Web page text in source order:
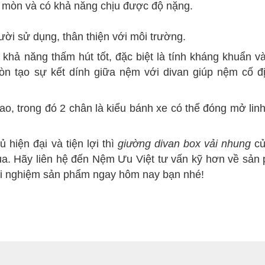
và có khả năng chịu được độ nặng.
sử dụng, thân thiện với môi trường.
năng thấm hút tốt, đặc biệt là tính kháng khuẩn
tạo sự kết dính giữa nệm với divan giúp nệm cố
trong đó 2 chân là kiểu bánh xe có thể đóng mở
hiện đại và tiện lợi thì giường divan box vải nhung
Hãy liên hệ đến Nệm Ưu Việt tư vấn kỹ hơn về sản
sản phẩm ngay hôm nay bạn nhé!